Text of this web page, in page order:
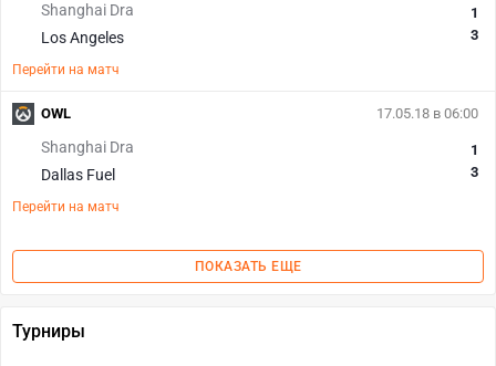
Shanghai Dra
Los Angeles
1
3
Перейти на матч
17.05.18 в 06:00
Shanghai Dra
Dallas Fuel
1
3
Перейти на матч
OWL
ПОКАЗАТЬ ЕЩЕ
Турниры